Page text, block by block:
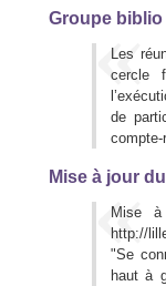
Groupe biblio
Les
cercle
de
Mise à jour
Mise à
http://
"Se
haut à